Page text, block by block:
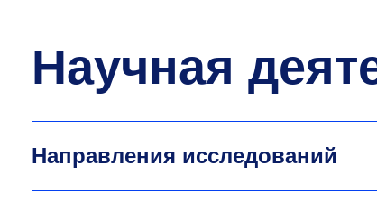
Научная
Направления исследований